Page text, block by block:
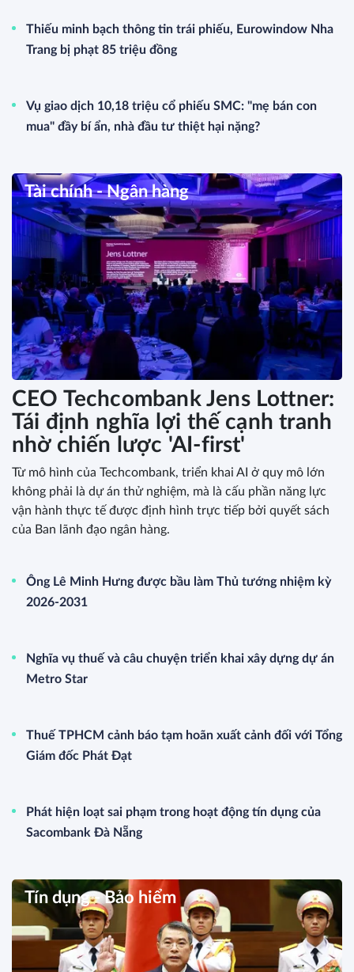
Thiếu minh bạch thông tin trái phiếu, Eurowindow Nha
Trang bị phạt 85 triệu đồng
Vụ giao dịch 10,18 triệu cổ phiếu SMC: "mẹ bán con
mua" đầy bí ẩn, nhà đầu tư thiệt hại nặng?
Tài chính - Ngân hàng
CEO Techcombank Jens Lottner:
Tái định nghĩa lợi thế cạnh tranh
nhờ chiến lược 'AI-first'
Từ mô hình của Techcombank, triển khai AI ở quy mô lớn
không phải là dự án thử nghiệm, mà là cấu phần năng lực
vận hành thực tế được định hình trực tiếp bởi quyết sách
của Ban lãnh đạo ngân hàng.
Ông Lê Minh Hưng được bầu làm Thủ tướng nhiệm kỳ
2026-2031
Nghĩa vụ thuế và câu chuyện triển khai xây dựng dự án
Metro Star
Thuế TPHCM cảnh báo tạm hoãn xuất cảnh đối với Tổng
Giám đốc Phát Đạt
Phát hiện loạt sai phạm trong hoạt động tín dụng của
Sacombank Đà Nẵng
Tín dụng - Bảo hiểm